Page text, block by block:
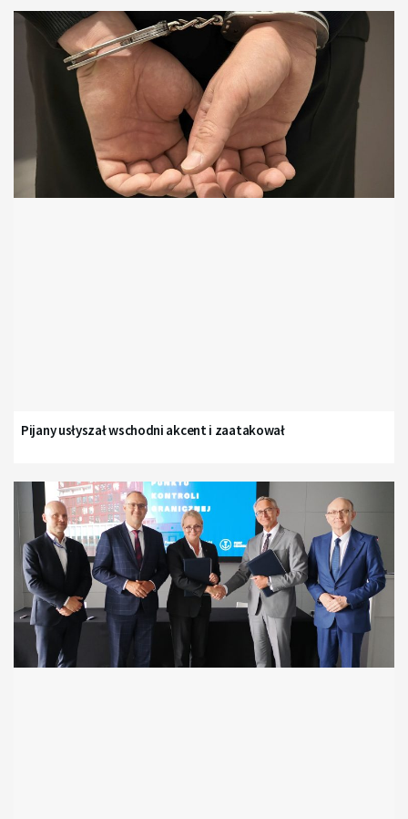
Pijany usłyszał wschodni akcent i zaatakował